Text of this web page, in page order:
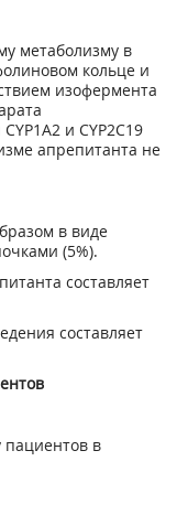
метаболизму в
кольце и
изофермента
и CYP2C19
апрепитанта не
в виде
(5%).
составляет
составляет
в